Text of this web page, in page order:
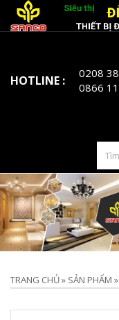
HOTLINE : 0208
0866
TRANG CHỦ» SẢN PHẨM »